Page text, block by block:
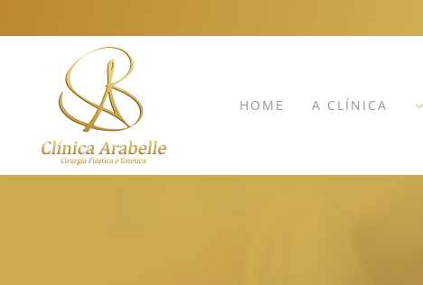
HOME A CLÍNICA